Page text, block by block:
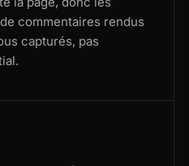
commentaires rendus
capturés, pas